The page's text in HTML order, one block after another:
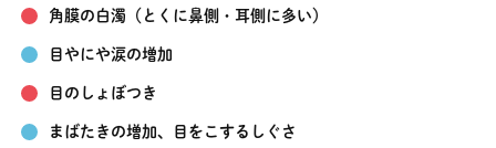
角膜の白濁（とくに鼻側・耳側に多い）
目やにや涙の増加
目のしょぼつき
まばたきの増加、目をこするしぐさ